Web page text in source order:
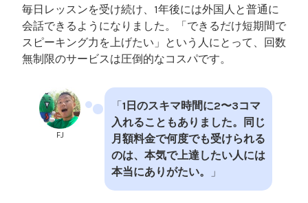
毎日レッスンを受け続け、1年後には外国人と普通に
会話できるようになりました。「できるだけ短期間で
スピーキング力を上げたい」という人にとって、回数
無制限のサービスは圧倒的なコスパです。
FJ
「1日のスキマ時間に2〜3コマ
入れることもありました。同じ
月額料金で何度でも受けられる
のは、本気で上達したい人には
本当にありがたい。
」